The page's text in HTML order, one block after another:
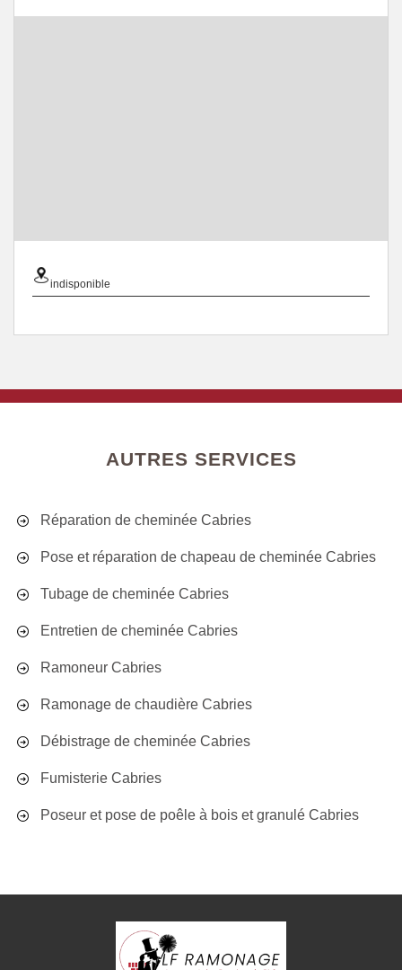
indisponible
AUTRES SERVICES
Réparation de cheminée Cabries
Pose et réparation de chapeau de cheminée Cabries
Tubage de cheminée Cabries
Entretien de cheminée Cabries
Ramoneur Cabries
Ramonage de chaudière Cabries
Débistrage de cheminée Cabries
Fumisterie Cabries
Poseur et pose de poêle à bois et granulé Cabries